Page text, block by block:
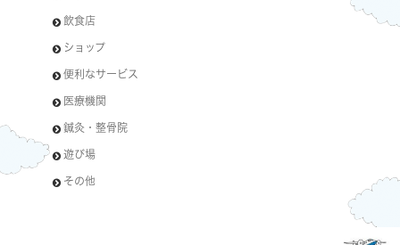
飲食店
ショップ
便利なサービス
医療機関
鍼灸・整骨院
遊び場
その他